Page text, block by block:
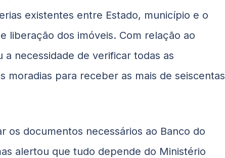
existentes entre Estado, município e o
liberação dos imóveis. Com relação ao
necessidade de verificar todas as
moradias para receber as mais de seiscentas
os documentos necessários ao Banco do
alertou que tudo depende do Ministério